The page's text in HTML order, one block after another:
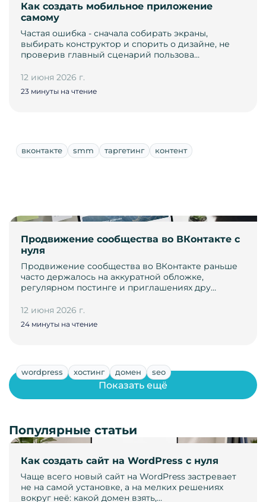
Как создать мобильное приложение
самому
Частая ошибка - сначала собирать экраны,
выбирать конструктор и спорить о дизайне, не
проверив главный сценарий пользова…
12 июня 2026 г.
23 минуты на чтение
вконтакте smm таргетинг контент
Продвижение сообщества во ВКонтакте с
нуля
Продвижение сообщества во ВКонтакте раньше
часто держалось на аккуратной обложке,
регулярном постинге и приглашениях дру…
12 июня 2026 г.
24 минуты на чтение
wordpress хостинг домен seo
Как создать сайт на WordPress с нуля
Чаще всего новый сайт на WordPress застревает
не на самой установке, а на мелких решениях
вокруг неё: какой домен взять,…
Показать ещё
Популярные статьи